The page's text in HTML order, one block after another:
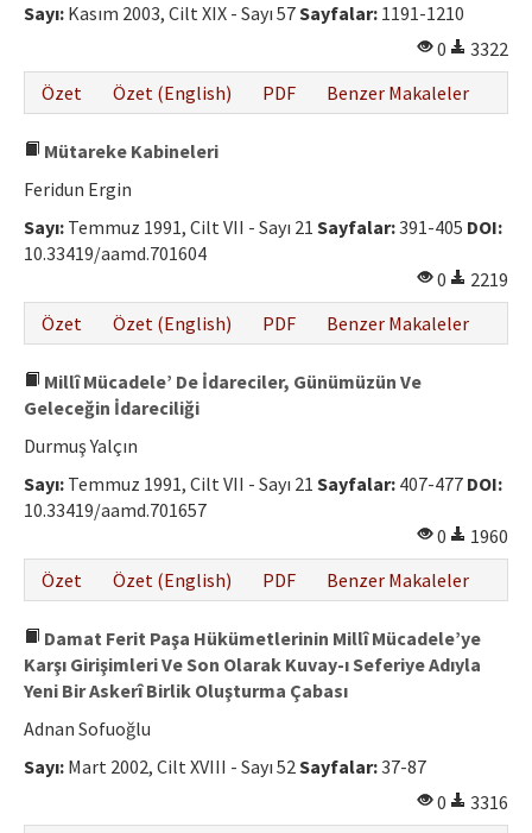
Sayı: Kasım 2003, Cilt XIX - Sayı 57Sayfalar: 1191-1210
0
3322
Özet
Özet (English) PDF Benzer Makaleler
Mütareke Kabineleri
Feridun Ergin
Sayı: Temmuz 1991, Cilt VII - Sayı 21 Sayfalar:391-405 DOI:
10.33419/aamd.701604
0
2219
Özet
Özet (English) PDF Benzer Makaleler
Millî Mücadele’ De İdareciler, Günümüzün Ve
Geleceğin İdareciliği
Durmuş Yalçın
Sayı: Temmuz 1991, Cilt VII - Sayı 21 Sayfalar: 407-477 DOI:
10.33419/aamd.701657
0
1960
Özet
Özet (English) PDF Benzer Makaleler
Damat Ferit Paşa Hükümetlerinin Millî Mücadele’ye
Karşı Girişimleri Ve Son Olarak Kuvay-ı Seferiye Adıyla
Yeni Bir Askerî Birlik Oluşturma Çabası
Adnan Sofuoğlu
Sayı: Mart 2002, Cilt XVIII - Sayı 52Sayfalar:37-87
0
3316